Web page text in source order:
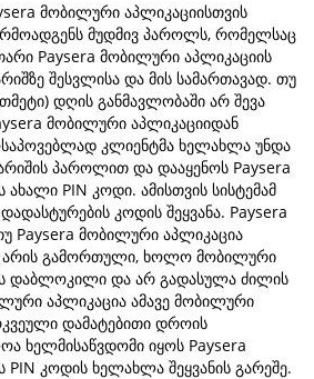
მობილური აპლიკაციისთვის
მუდმივ პაროლს, რომელსაც
Paysera მობილური აპლიკაციის
შესვლისა და მის სამართავად. თუ
დღის განმავლობაში არ შევა
მობილური აპლიკაციიდან
კლიენტმა ხელახლა უნდა
პაროლით და დააყენოს Paysera
PIN კოდი. ამისთვის სისტემამ
კოდის შეყვანა. Paysera
მობილური აპლიკაცია
არის გამორთული, ხოლო მობილური
დაბლოკილი და არ გადასულა ძილის
აპლიკაცია ამავე მობილური
დამატებითი დროის
ხელმისაწვდომი იყოს Paysera
კოდის ხელახლა შეყვანის გარეშე.